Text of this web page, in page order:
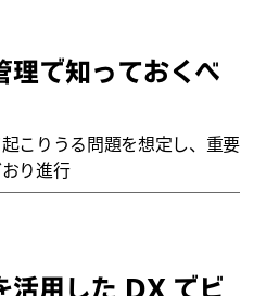
理で知っておくべ
こりうる問題を想定し、重要
り進行
活用した DX でビ